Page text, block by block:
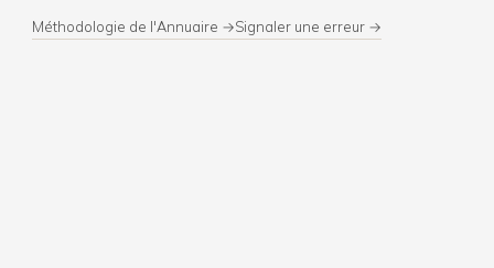
Méthodologie de l'Annuaire →Signaler une erreur →